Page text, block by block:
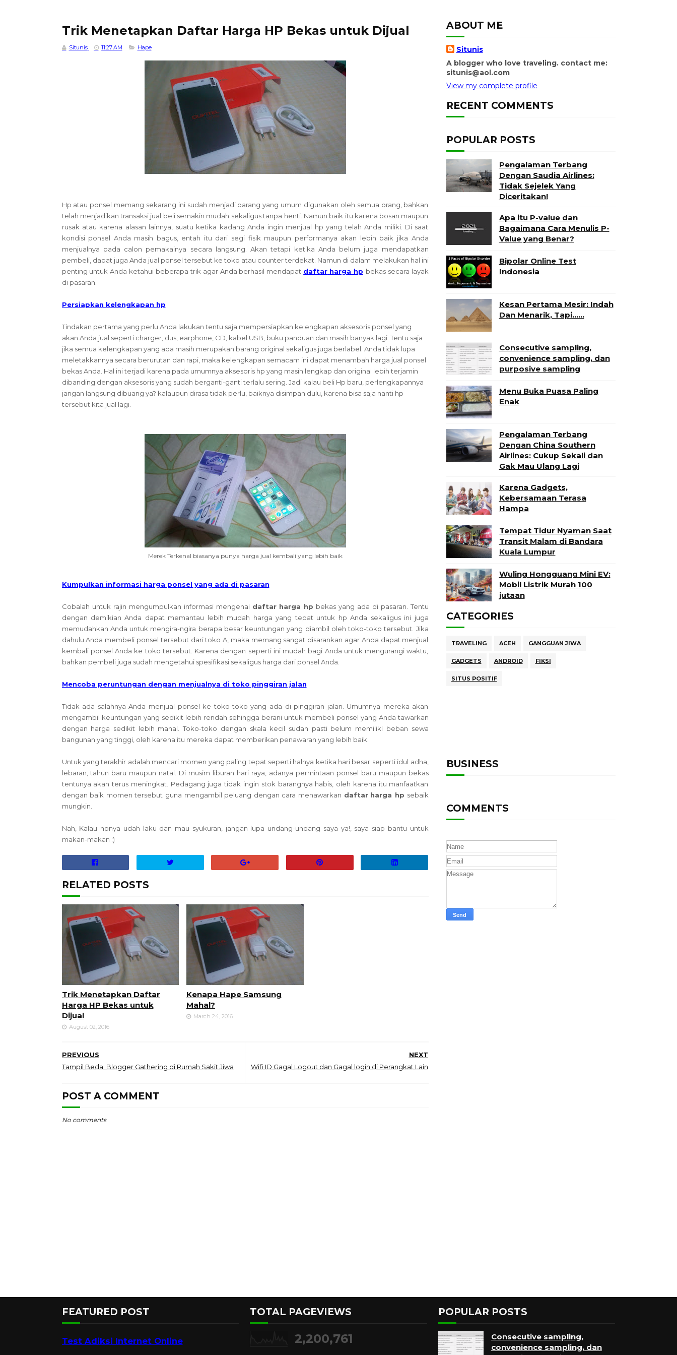
Trik Menetapkan Daftar Harga HP Bekas untuk Dijual
Situnis 11:27 AM Hape
Hp atau ponsel memang sekarang ini sudah menjadi barang yang umum digunakan oleh semua orang, bahkan
telah menjadikan transaksi jual beli semakin mudah sekaligus tanpa henti. Namun baik itu karena bosan maupun
rusak atau karena alasan lainnya, suatu ketika kadang Anda ingin menjual hp yang telah Anda miliki. Di saat
kondisi ponsel Anda masih bagus, entah itu dari segi fisik maupun performanya akan lebih baik jika Anda
menjualnya pada calon pemakainya secara langsung. Akan tetapi ketika Anda belum juga mendapatkan
pembeli, dapat juga Anda jual ponsel tersebut ke toko atau counter terdekat. Namun di dalam melakukan hal ini
penting untuk Anda ketahui beberapa trik agar Anda berhasil mendapat daftar harga hp bekas secara layak
di pasaran.
Persiapkan kelengkapan hp
Tindakan pertama yang perlu Anda lakukan tentu saja mempersiapkan kelengkapan aksesoris ponsel yang
akan Anda jual seperti charger, dus, earphone, CD, kabel USB, buku panduan dan masih banyak lagi. Tentu saja
jika semua kelengkapan yang ada masih merupakan barang original sekaligus juga berlabel. Anda tidak lupa
meletakkannya secara berurutan dan rapi, maka kelengkapan semacam ini dapat menambah harga jual ponsel
bekas Anda. Hal ini terjadi karena pada umumnya aksesoris hp yang masih lengkap dan original lebih terjamin
dibanding dengan aksesoris yang sudah berganti-ganti terlalu sering. Jadi kalau beli Hp baru, perlengkapannya
jangan langsung dibuang ya? kalaupun dirasa tidak perlu, baiknya disimpan dulu, karena bisa saja nanti hp
tersebut kita jual lagi.
Merek Terkenal biasanya punya harga jual kembali yang lebih baik
Kumpulkan informasi harga ponsel yang ada di pasaran
Cobalah untuk rajin mengumpulkan informasi mengenai daftar harga hp bekas yang ada di pasaran. Tentu
dengan demikian Anda dapat memantau lebih mudah harga yang tepat untuk hp Anda sekaligus ini juga
memudahkan Anda untuk mengira-ngira berapa besar keuntungan yang diambil oleh toko-toko tersebut. Jika
dahulu Anda membeli ponsel tersebut dari toko A, maka memang sangat disarankan agar Anda dapat menjual
kembali ponsel Anda ke toko tersebut. Karena dengan seperti ini mudah bagi Anda untuk mengurangi waktu,
bahkan pembeli juga sudah mengetahui spesifikasi sekaligus harga dari ponsel Anda.
Mencoba peruntungan dengan menjualnya di toko pinggiran jalan
Tidak ada salahnya Anda menjual ponsel ke toko-toko yang ada di pinggiran jalan. Umumnya mereka akan
mengambil keuntungan yang sedikit lebih rendah sehingga berani untuk membeli ponsel yang Anda tawarkan
dengan harga sedikit lebih mahal. Toko-toko dengan skala kecil sudah pasti belum memiliki beban sewa
bangunan yang tinggi, oleh karena itu mereka dapat memberikan penawaran yang lebih baik.
Untuk yang terakhir adalah mencari momen yang paling tepat seperti halnya ketika hari besar seperti idul adha,
lebaran, tahun baru maupun natal. Di musim liburan hari raya, adanya permintaan ponsel baru maupun bekas
tentunya akan terus meningkat. Pedagang juga tidak ingin stok barangnya habis, oleh karena itu manfaatkan
dengan baik momen tersebut guna mengambil peluang dengan cara menawarkan daftar harga hp sebaik
mungkin.
Nah, Kalau hpnya udah laku dan mau syukuran, jangan lupa undang-undang saya ya!, saya siap bantu untuk
makan-makan :)
RELATED POSTS
Trik Menetapkan Daftar
Harga HP Bekas untuk
Dijual
August 02, 2016
Kenapa Hape Samsung
Mahal?
March 24, 2016
NEXT
Wifi ID Gagal Logout dan Gagal login di Perangkat Lain
PREVIOUS
Tampil Beda: Blogger Gathering di Rumah Sakit Jiwa
POST A COMMENT
No comments
ABOUT ME
Situnis
A blogger who love traveling. contact me:
situnis@aol.com
View my complete profile
RECENT COMMENTS
POPULAR POSTS
Pengalaman Terbang
Dengan Saudia Airlines:
Tidak Sejelek Yang
Diceritakan!
Apa itu P-value dan
Bagaimana Cara Menulis P-
Value yang Benar?
Bipolar Online Test
Indonesia
Kesan Pertama Mesir: Indah
Dan Menarik, Tapi……
Consecutive sampling,
convenience sampling, dan
purposive sampling
Menu Buka Puasa Paling
Enak
Pengalaman Terbang
Dengan China Southern
Airlines: Cukup Sekali dan
Gak Mau Ulang Lagi
Karena Gadgets,
Kebersamaan Terasa
Hampa
Tempat Tidur Nyaman Saat
Transit Malam di Bandara
Kuala Lumpur
Wuling Hongguang Mini EV:
Mobil Listrik Murah 100
jutaan
CATEGORIES
TRAVELING ACEH GANGGUAN JIWA
GADGETS ANDROID FIKSI
SITUS POSITIF
BUSINESS
COMMENTS
FEATURED POST
Test Adiksi Internet Online
TOTAL PAGEVIEWS
2,200,761
POPULAR POSTS
Consecutive sampling,
convenience sampling, dan